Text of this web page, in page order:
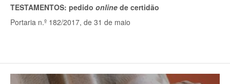
TESTAMENTOS: pedido online de certidão
Portaria n.º 182/2017, de 31 de maio